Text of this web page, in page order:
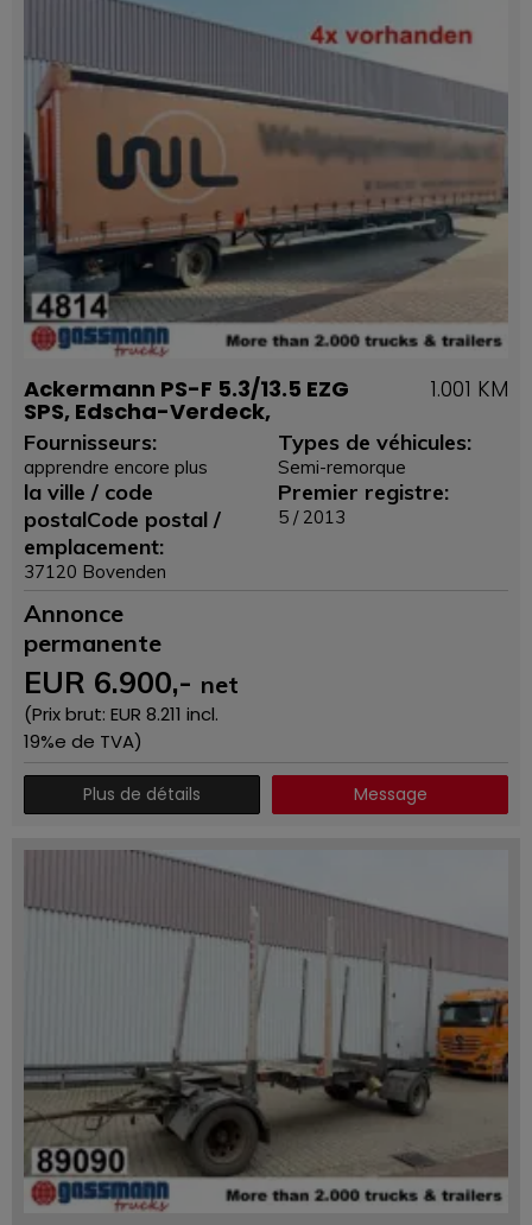
Ackermann PS-F 5.3/13.5 EZG
SPS, Edscha-Verdeck,
1.001 KM
Fournisseurs:
apprendre encore plus
la ville / code
postalCode postal /
emplacement:
37120 Bovenden
Types de véhicules:
Semi-remorque
Premier registre:
5 / 2013
Annonce
permanente
EUR 6.900,- net
(Prix ​​brut: EUR 8.211 incl.
19%e de TVA)
Plus de détails Message